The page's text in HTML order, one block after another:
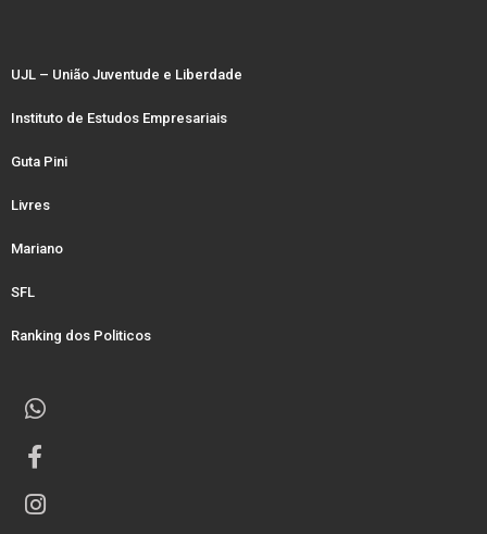
UJL – União Juventude e Liberdade
Instituto de Estudos Empresariais
Guta Pini
Livres
Mariano
SFL
Ranking dos Politicos